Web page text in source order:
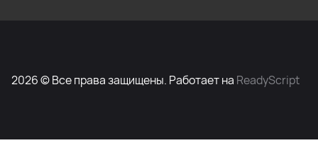
2026 © Все права защищены. Работает на ReadyScript